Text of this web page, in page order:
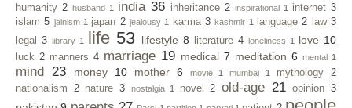
humanity 2 husband 1 india 36 inheritance 2 inspirational 1 internet 3
islam 5 jainism 1 japan 2 jealousy 1 karma 3 kashmir 1 language 2 law 3
legal
3 library 1 life 53 lifestyle 8 literature 4 loneliness 1 love 10
luck 2 manners 4 marriage 19 medical 7 meditation 6 mental 1
mind 23 money 10 mother 6 movie 1 mumbai 1 mythology
2
nationalism
2 nature 3 nostalgia 1 novel 2 old-age 21 opinion 3